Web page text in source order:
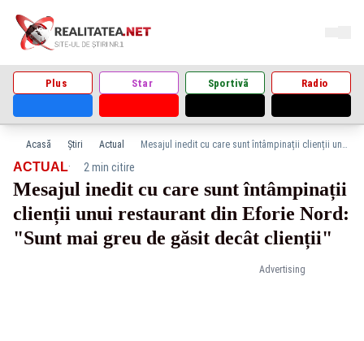
Plus Star Sportivă Radio
Acasă Știri Actual Mesajul inedit cu care sunt întâmpinații clienții unui restaurant din Eforie Nord: "Sunt mai greu de găsit decât clienții"
Advertising
ACTUAL· 2 min citire
Mesajul inedit cu care sunt întâmpinații
clienții unui restaurant din Eforie Nord:
"Sunt mai greu de găsit decât clienții"